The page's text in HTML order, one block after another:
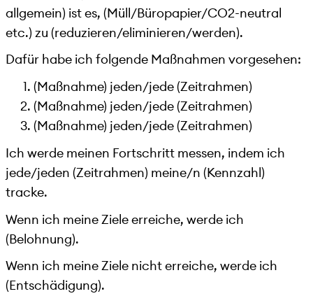
allgemein) ist es, (Müll/Büropapier/CO2-neutral
etc.) zu (reduzieren/eliminieren/werden).
Dafür habe ich folgende Maßnahmen vorgesehen:
(Maßnahme) jeden/jede (Zeitrahmen)
(Maßnahme) jeden/jede (Zeitrahmen)
(Maßnahme) jeden/jede (Zeitrahmen)
Ich werde meinen Fortschritt messen, indem ich
jede/jeden (Zeitrahmen) meine/n (Kennzahl)
tracke.
Wenn ich meine Ziele erreiche, werde ich
(Belohnung).
Wenn ich meine Ziele nicht erreiche, werde ich
(Entschädigung).